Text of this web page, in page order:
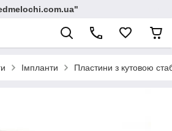
Імпланти Пластини з кутовою